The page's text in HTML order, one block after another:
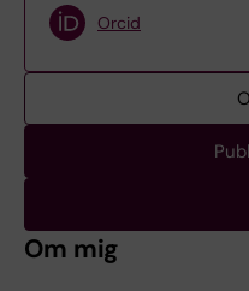
Orcid
Om mig